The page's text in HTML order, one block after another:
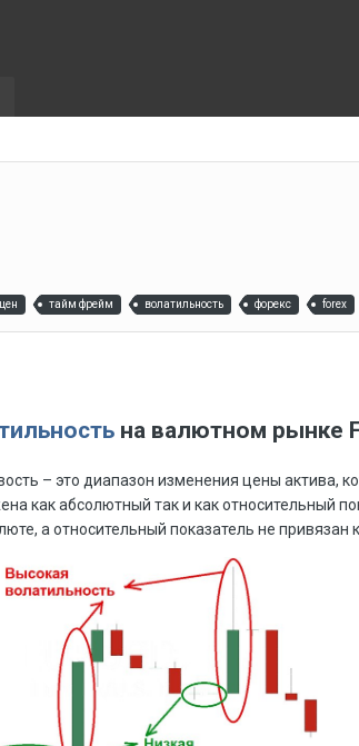
тайм фрейм волатильность форекс forex
на валютном рынке
– это диапазон изменения цены актива,
как абсолютный так и как относительный
а относительный показатель не привязан